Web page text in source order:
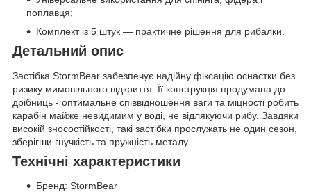
поплавця;
Комплект із 5 штук — практичне рішення для рибалки.
Детальний опис
Застібка StormBear забезпечує надійну фіксацію оснастки без
ризику мимовільного відкриття. Її конструкція продумана до
дрібниць - оптимальне співвідношення ваги та міцності робить
карабін майже невидимим у воді, не відлякуючи рибу. Завдяки
високій зносостійкості, такі застібки прослужать не один сезон,
зберігши гнучкість та пружність металу.
Технічні характеристики
Бренд: StormBear